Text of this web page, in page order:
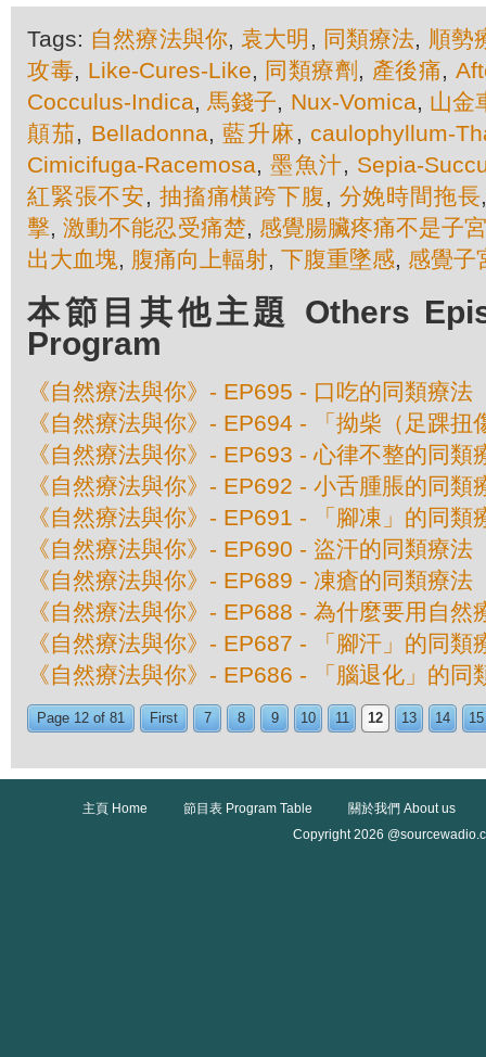
Tags: 自然療法與你,袁大明 , 同類療法, 順勢
攻毒, Like-Cures-Like, 同類療劑 , 產後痛,
Cocculus-Indica, 馬錢子, Nux-Vomica, 山金
顛茄, Belladonna, 藍升麻 , caulophyllum-
Cimicifuga-Racemosa,墨魚汁, Sepia-
紅緊張不安, 抽搐痛橫跨下腹, 分娩時間拖長
擊,激動不能忍受痛楚, 感覺腸臟疼痛不是子
出大血塊, 腹痛向上輻射, 下腹重墜感, 感覺子
本節目其他主題 Others
Program
《自然療法與你》- EP695 - 口吃的同類療法
《自然療法與你》- EP694 - 「拗柴（足踝扭
《自然療法與你》- EP693 - 心律不整的同類
《自然療法與你》- EP692 - 小舌腫脹的同類
《自然療法與你》- EP691 - 「腳凍」的同類
《自然療法與你》- EP690 - 盜汗的同類療法
《自然療法與你》- EP689 - 凍瘡的同類療法
《自然療法與你》- EP688 - 為什麼要用自然
《自然療法與你》- EP687 - 「腳汗」的同類
《自然療法與你》- EP686 - 「腦退化」的同
Page 12 of 81 First 7 8 9 10 11 12 13 14 15
主頁 Home 節目表 Program Table
關於我們 About us
Copyright 2026